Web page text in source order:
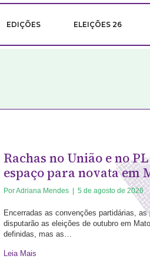
EDIÇÕES ELEIÇÕES 26
Rachas no União e no
espaço para novata em
PorAdriana Mendes 5 de agosto de 2026
Encerradas as convenções partidárias,
disputarão as eleições de outubro em
definidas, mas as…
Leia Mais